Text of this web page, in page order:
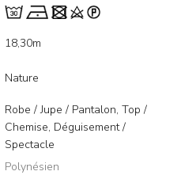
18,30m
Nature
Robe / Jupe / Pantalon, Top /
Chemise, Déguisement /
Spectacle
Polynésien